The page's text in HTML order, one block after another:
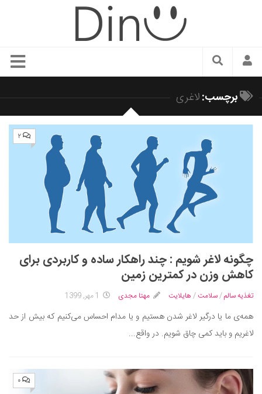
سبک زندگی
زیبایی و آرایش
شیک پوشی
دکوراسیون و چیدمان
رستوران گردی
سفر و گردشگری
ایران گردی
جهان گردی
موفقیت و مهارت‌های فردی
تغذیه سالم
بهداشت
برچسب:لاغری
۲
چگونه لاغر شویم : چند راهکار ساده و کاربردی برای
کاهش وزن در کمترین زمین
تغذیه سالم/سلامت / هایلایت مهتا مجدی 1 مهر, 1399
همه‌ی ما یا درگیر لاغر شدن هستیم و یا مدام احساس می‌کنیم که بیش از حد
لاغریم و باید کمی چاق شویم. در واقع...
۰